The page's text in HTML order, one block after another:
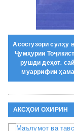
Асосгузори сулҳу
Ҷумҳурии
рушди деҳот,
муаррифии
АКСҲОИ ОХИРИН